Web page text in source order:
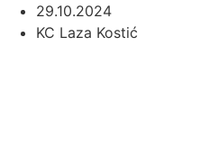
29.10.2024
KC Laza Kostić